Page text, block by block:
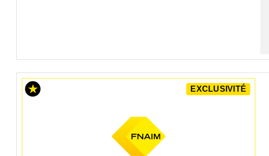
EXCLUSIVITÉ